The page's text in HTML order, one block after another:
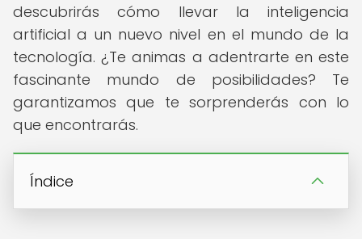
descubrirás cómo llevar la inteligencia
artificial a un nuevo nivel en el mundo de la
tecnología. ¿Te animas a adentrarte en este
fascinante mundo de posibilidades? Te
garantizamos que te sorprenderás con lo
que encontrarás.
Índice